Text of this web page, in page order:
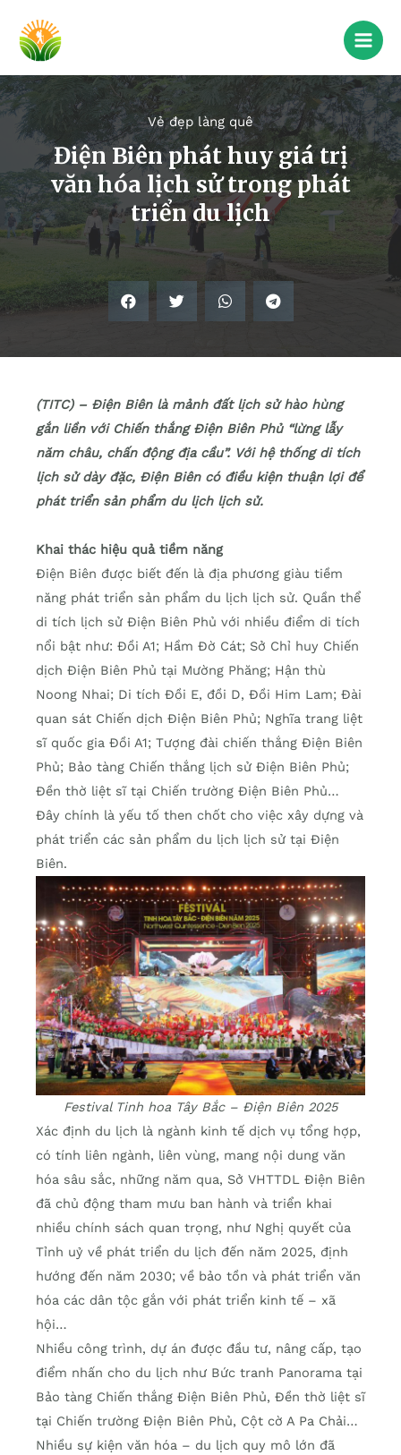
Vẻ đẹp làng quê
Điện Biên phát huy giá trị
văn hóa lịch sử trong phát
triển du lịch
(TITC) – Điện Biên là mảnh đất lịch sử hào hùng
gắn liền với Chiến thắng Điện Biên Phủ “lừng lẫy
năm châu, chấn động địa cầu”. Với hệ thống di tích
lịch sử dày đặc, Điện Biên có điều kiện thuận lợi để
phát triển sản phẩm du lịch lịch sử.
Khai thác hiệu quả tiềm năng
Điện Biên được biết đến là địa phương giàu tiềm
năng phát triển sản phẩm du lịch lịch sử. Quần thể
di tích lịch sử Điện Biên Phủ với nhiều điểm di tích
nổi bật như: Đồi A1; Hầm Đờ Cát; Sở Chỉ huy Chiến
dịch Điện Biên Phủ tại Mường Phăng; Hận thù
Noong Nhai; Di tích Đồi E, đồi D, Đồi Him Lam; Đài
quan sát Chiến dịch Điện Biên Phủ; Nghĩa trang liệt
sĩ quốc gia Đồi A1; Tượng đài chiến thắng Điện Biên
Phủ; Bảo tàng Chiến thắng lịch sử Điện Biên Phủ;
Đền thờ liệt sĩ tại Chiến trường Điện Biên Phủ…
Đây chính là yếu tố then chốt cho việc xây dựng và
phát triển các sản phẩm du lịch lịch sử tại Điện
Biên.
Festival Tinh hoa Tây Bắc – Điện Biên 2025
Xác định du lịch là ngành kinh tế dịch vụ tổng hợp,
có tính liên ngành, liên vùng, mang nội dung văn
hóa sâu sắc, những năm qua, Sở VHTTDL Điện Biên
đã chủ động tham mưu ban hành và triển khai
nhiều chính sách quan trọng, như Nghị quyết của
Tỉnh uỷ về phát triển du lịch đến năm 2025, định
hướng đến năm 2030; về bảo tồn và phát triển văn
hóa các dân tộc gắn với phát triển kinh tế – xã
hội…
Nhiều công trình, dự án được đầu tư, nâng cấp, tạo
điểm nhấn cho du lịch như Bức tranh Panorama tại
Bảo tàng Chiến thắng Điện Biên Phủ, Đền thờ liệt sĩ
tại Chiến trường Điện Biên Phủ, Cột cờ A Pa Chải…
Nhiều sự kiện văn hóa – du lịch quy mô lớn đã